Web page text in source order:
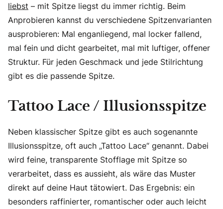
liebst – mit Spitze liegst du immer richtig. Beim
Anprobieren kannst du verschiedene Spitzenvarianten
ausprobieren: Mal enganliegend, mal locker fallend,
mal fein und dicht gearbeitet, mal mit luftiger, offener
Struktur. Für jeden Geschmack und jede Stilrichtung
gibt es die passende Spitze.
Tattoo Lace / Illusionsspitze
Neben klassischer Spitze gibt es auch sogenannte
Illusionsspitze, oft auch „Tattoo Lace“ genannt. Dabei
wird feine, transparente Stofflage mit Spitze so
verarbeitet, dass es aussieht, als wäre das Muster
direkt auf deine Haut tätowiert. Das Ergebnis: ein
besonders raffinierter, romantischer oder auch leicht